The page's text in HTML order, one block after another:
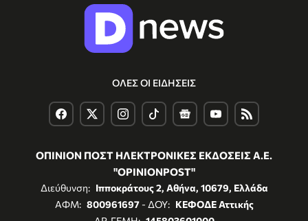
ΟΛΕΣ ΟΙ ΕΙΔΗΣΕΙΣ
ΟΠΙΝΙΟΝ ΠΟΣΤ ΗΛΕΚΤΡΟΝΙΚΕΣ ΕΚΔΟΣΕΙΣ Α.Ε.
"OPINIONPOST"
Διεύθυνση: Ιπποκράτους 2, Αθήνα, 10679, Ελλάδα
ΑΦΜ: 800961697- ΔΟΥ: ΚΕΦΟΔΕ Αττικής